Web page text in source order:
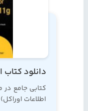
اطلاعات اوراکل)